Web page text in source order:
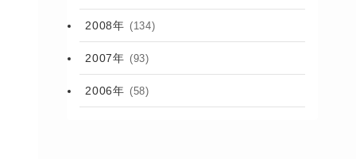
2008年 (134)
2007年 (93)
2006年 (58)